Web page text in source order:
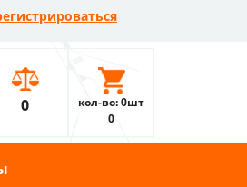
0
кол-во: 0шт
0